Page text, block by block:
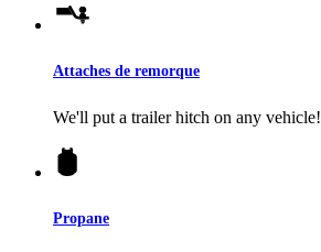
Attaches de remorque
We'll put a trailer hitch on any vehicle!
Propane